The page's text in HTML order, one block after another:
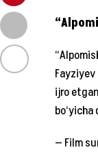
ijro
— Film